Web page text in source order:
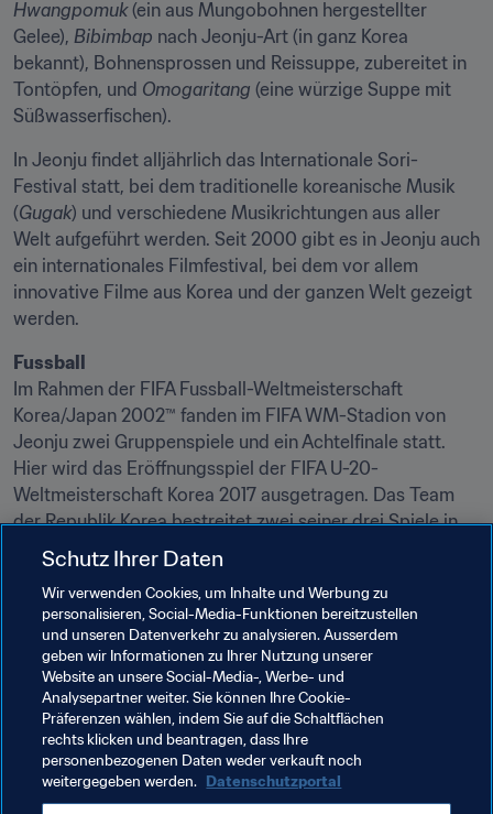
Hwangpomuk (ein aus Mungobohnen hergestellter
Gelee), Bibimbap nach Jeonju-Art (in ganz Korea
bekannt), Bohnensprossen und Reissuppe, zubereitet in
Tontöpfen, und Omogaritang (eine würzige Suppe mit
Süßwasserfischen).
In Jeonju findet alljährlich das Internationale Sori-
Festival statt, bei dem traditionelle koreanische Musik
(Gugak) und verschiedene Musikrichtungen aus aller
Welt aufgeführt werden. Seit 2000 gibt es in Jeonju auch
ein internationales Filmfestival, bei dem vor allem
innovative Filme aus Korea und der ganzen Welt gezeigt
werden.
Im Rahmen der FIFA Fussball-Weltmeisterschaft
Korea/Japan 2002™ fanden im FIFA WM-Stadion von
Jeonju zwei Gruppenspiele und ein Achtelfinale statt.
Hier wird das Eröffnungsspiel der FIFA U-20-
Weltmeisterschaft Korea 2017 ausgetragen. Das Team
der Republik Korea bestreitet zwei seiner drei Spiele in
Gruppe A in Jeonju.
In der K-League ist Jeonju durch den FC Jeonbuk
Hyundai Motors vertreten, der sich zu einem echten
Spitzenteam gemausert hat. Auch der FC Jeonju Citizen
ist in der Stadt beheimatet, ein Team, das ausschließlich
aus Studenten der Universität von Jeonju besteht und in
der K3-Liga spielt.
Verwandte Themen
Schutz Ihrer Daten
Wir verwenden Cookies, um Inhalte und Werbung zu
personalisieren, Social-Media-Funktionen bereitzustellen
und unseren Datenverkehr zu analysieren. Ausserdem
geben wir Informationen zu Ihrer Nutzung unserer
Website an unsere Social-Media-, Werbe- und
Analysepartner weiter. Sie können Ihre Cookie-
Präferenzen wählen, indem Sie auf die Schaltflächen
rechts klicken und beantragen, dass Ihre
personenbezogenen Daten weder verkauft noch
weitergegeben werden. Datenschutzportal